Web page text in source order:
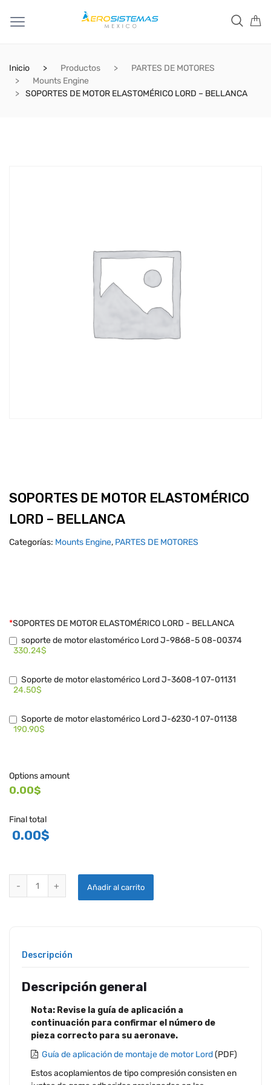
Inicio Productos
PARTES DE MOTORES
Mounts Engine
SOPORTES DE MOTOR ELASTOMÉRICO LORD – BELLANCA
SOPORTES DE MOTOR ELASTOMÉRICO
LORD – BELLANCA
Categorías: Mounts Engine, PARTES DE MOTORES
*SOPORTES DE MOTOR ELASTOMÉRICO LORD - BELLANCA
soporte de motor elastomérico Lord J-9868-5 08-00374
330.24$
Soporte de motor elastomérico Lord J-3608-1 07-01131
24.50$
Soporte de motor elastomérico Lord J-6230-1 07-01138
190.90$
Options amount
0.00$
Final total
0.00$
Añadir al carrito
Descripción
Descripción general
Nota: Revise la guía de aplicación a
continuación para confirmar el número de
pieza correcto para su aeronave.
Guía de aplicación de montaje de motor Lord(PDF)
Estos acoplamientos de tipo compresión consisten en